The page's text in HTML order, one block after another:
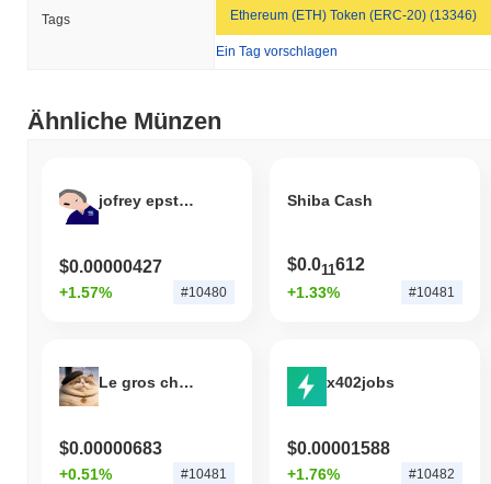
Tags Ethereum (ETH) Token (ERC-20) (13346)
Ein Tag vorschlagen
Ähnliche Münzen
jofrey epston
$0.00000427
+1.57% #10480
Shiba Cash
$0.011612
+1.33% #10481
Le gros chaton
$0.00000683
+0.51% #10481
x402jobs
$0.00001588
+1.76% #10482